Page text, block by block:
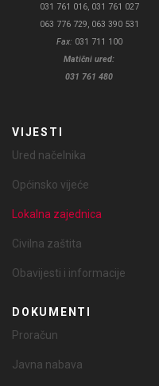
031 761 016, 031 761 027
063 776 729, 063 390 531
Fax: 031 711 100
Matični ured:
031 761 480
VIJESTI
Ured načelnika
Općinsko vijeće
Lokalna zajednica
Civilna zaštita
Obavijesti i informacije
DOKUMENTI
Proračun
Javna nabava